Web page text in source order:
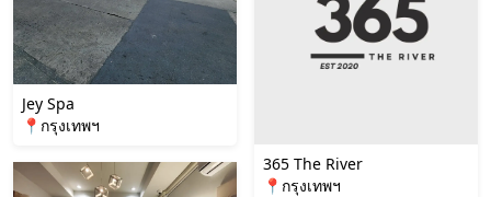
Jey Spa
📍กรุงเทพฯ
365 The River
📍กรุงเทพฯ